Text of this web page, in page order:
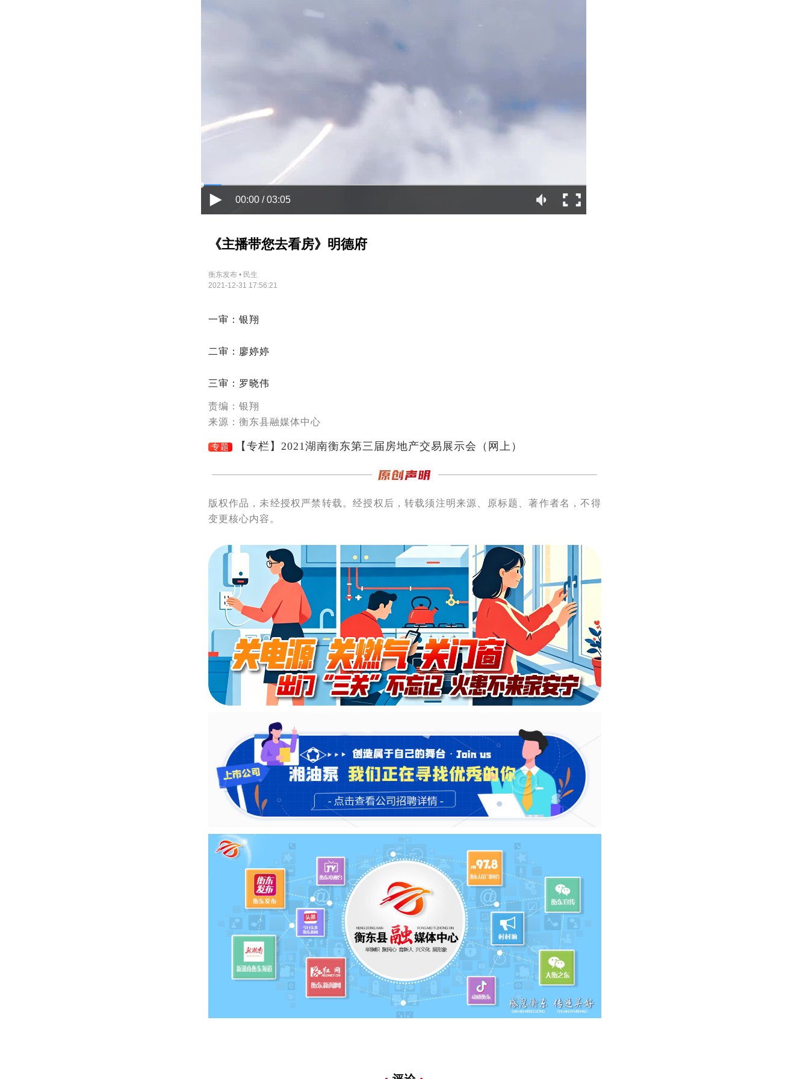
00:00 / 03:05
《主播带您去看房》明德府
衡东发布 • 民生
2021-12-31 17:56:21
一审：银翔
二审：廖婷婷
三审：罗晓伟
责编：银翔
来源：衡东县融媒体中心
专题 【专栏】2021湖南衡东第三届房地产交易展示会（网上）
版权作品，未经授权严禁转载。经授权后，转载须注明来源、原标题、著作者名，不得
变更核心内容。